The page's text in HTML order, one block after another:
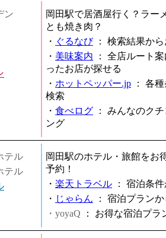
ン
岡田駅で居酒屋行く？ラー
とも焼き肉？
・ ぐるなび： 検索結果か
・ 美味案内 ： 全店ルート
ったお店が探せる
・ ホットペッパー.jp ： 各種
検索
・ 食べログ ： みんなのク
ング
テル
テル
岡田駅のホテル・旅館をお
予約！
・ 楽天トラベル ： 宿泊条
・ じゃらん ： 宿泊プランか
・yoyaQ ： お得な宿泊プラ